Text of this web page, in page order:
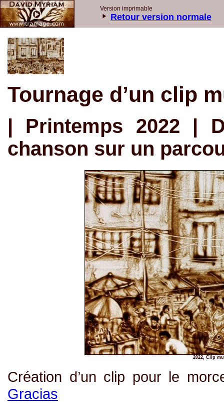
Tournage d’un clip
| Printemps 2022 |
chanson sur un
2022, Clip
Création d’un clip pour le
Gracias
Version imprimable
Retour version normale